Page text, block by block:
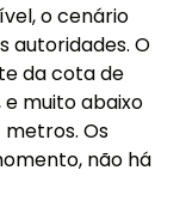
o cenário
autoridades. O
da cota de
e muito abaixo
Os
não há